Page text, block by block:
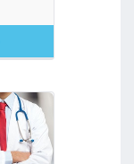
Voir